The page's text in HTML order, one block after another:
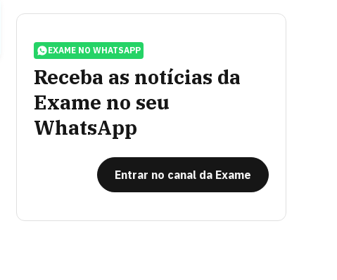
EXAME NO WHATSAPP
Receba as notícias da
Exame no seu
WhatsApp
Entrar no canal da Exame